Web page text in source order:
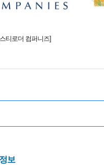
티로더 컴퍼니즈]
보